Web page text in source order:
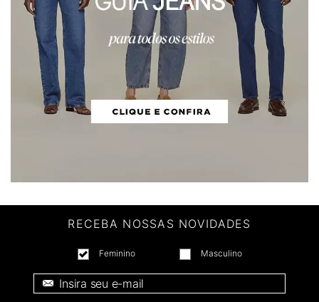
RECEBA NOSSAS NOVIDADES
Feminino Masculino